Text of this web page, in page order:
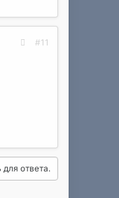
#11
для ответа.